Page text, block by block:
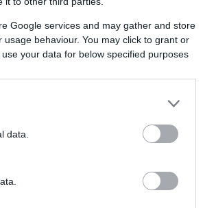
Google services and may gather and store
behaviour. You may click to grant or
your data for below specified purposes
data.